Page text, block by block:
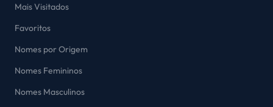
Mais Visitados
Favoritos
Nomes por Origem
Nomes Femininos
Nomes Masculinos